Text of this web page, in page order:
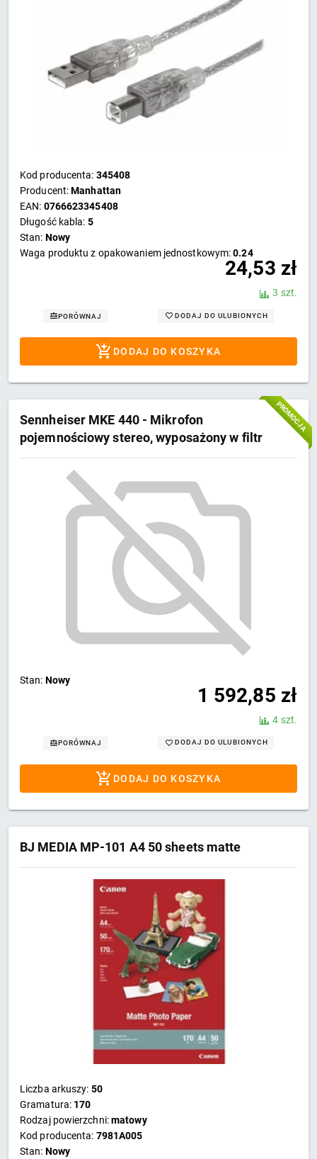
Kod producenta: 345408
Producent:Manhattan
EAN: 0766623345408
Długość kabla: 5
Stan: Nowy
Waga produktu z opakowaniem jednostkowym:0.24
24,53 zł
3 szt.
PORÓWNAJ DODAJ DO ULUBIONYCH
DODAJ DO KOSZYKA
Sennheiser MKE 440 - Mikrofon
pojemnościowy stereo, wyposażony w filtr
dolnoprzepustowy
Stan: Nowy
1 592,85 zł
4 szt.
PORÓWNAJ DODAJ DO ULUBIONYCH
DODAJ DO KOSZYKA
PROMOCJA
BJ MEDIA MP-101 A4 50 sheets matte
Liczba arkuszy: 50
Gramatura: 170
Rodzaj powierzchni:matowy
Kod producenta: 7981A005
Stan: Nowy